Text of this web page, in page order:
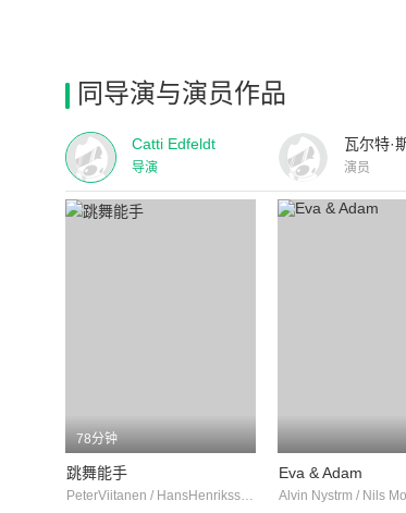
同导演与演员作品
Catti Edfeldt
导演 演员
78分钟
跳舞能手
PeterViitanen / HansHenriksson / Magnus Johansson
Eva & Adam